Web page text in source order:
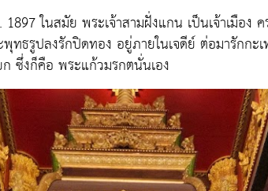
ในสมัย พระเจ้าสามฝั่งแกน เป็นเจ้าเมือง ค
ทธรูปลงรักปิดทอง อยู่ภายในเจดีย์ ต่อมารักกะ
ซึ่งก็คือ พระแก้วมรกตนั่นเอง